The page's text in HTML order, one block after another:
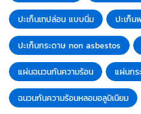
ปะเก็นเทปล่อน แบบนิ่ม ปะเก็
ปะเก็นกระดาษ non asbestos
แผ่นฉนวนกันความร้อน แผ่นกร
ฉนวนกันความร้อนหลอมอลูมิเนียม